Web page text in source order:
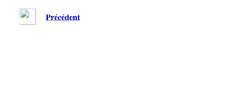
Précédent